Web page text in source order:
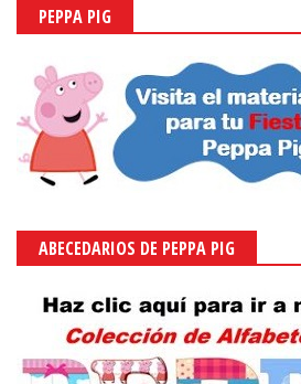
PEPPA PIG
ABECEDARIOS DE PEPPA PIG